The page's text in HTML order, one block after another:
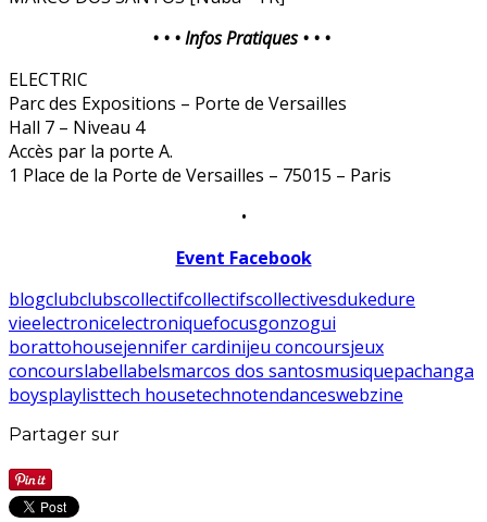
• • • Infos Pratiques • • •
ELECTRIC
Parc des Expositions – Porte de Versailles
Hall 7 – Niveau 4
Accès par la porte A.
1 Place de la Porte de Versailles – 75015 – Paris
•
Event Facebook
blogclubclubscollectifcollectifscollectivesdukedure
vieelectronicelectroniquefocusgonzogui
borattohousejennifer cardinijeu concoursjeux
concourslabellabelsmarcos dos santosmusiquepachanga
boysplaylisttech housetechnotendanceswebzine
Partager sur